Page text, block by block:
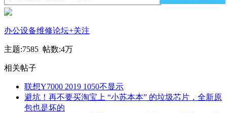
办公设备维修论坛+关注
主题:7585 帖数:4万
相关帖子
联想Y7000 2019 1050不显示
避坑！再不要买淘宝上 “小苏本本” 的垃圾芯片，全新原
包也是坏的